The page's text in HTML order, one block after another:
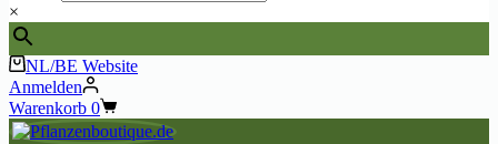
×
NL/BE Website
Anmelden
Warenkorb 0